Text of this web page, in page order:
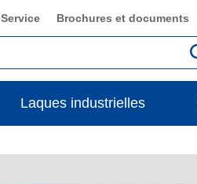
Service Brochures et documents
Laques industrielles